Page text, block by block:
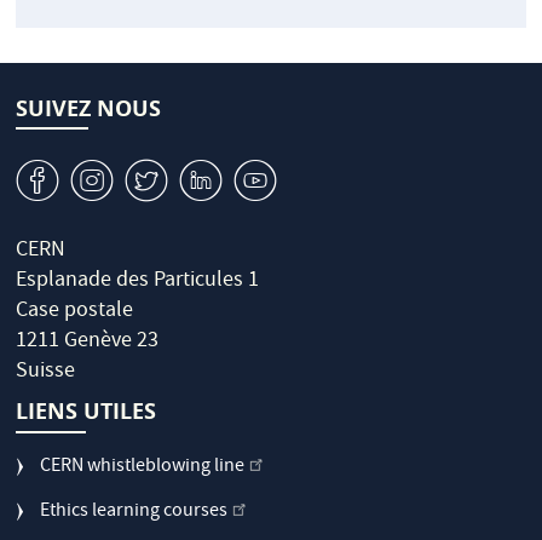
SUIVEZ NOUS
v J W M 1
CERN
Esplanade des Particules 1
Case postale
1211 Genève 23
Suisse
LIENS UTILES
CERN whistleblowing line
Ethics learning courses